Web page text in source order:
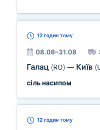
12 годин тому
08.08–31.08
Галац (RO) — Київ
сіль насипом
12 годин тому